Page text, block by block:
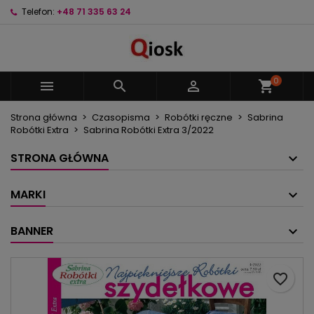
Telefon: +48 71 335 63 24
   shopping_cart0
Strona główna Czasopisma Robótki ręczne
Sabrina
Robótki Extra
Sabrina Robótki Extra 3/2022
STRONA GŁÓWNA
MARKI
BANNER
favorite_border
Nazwa listy życzeń
Anuluj Utwórz listę życzeń
Musisz być zalogowany by zapisać produkty na
swojej liście życzeń.
Anuluj Zaloguj się